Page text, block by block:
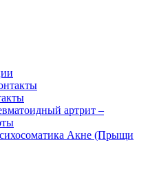
артрит –
Акне (Прыщи